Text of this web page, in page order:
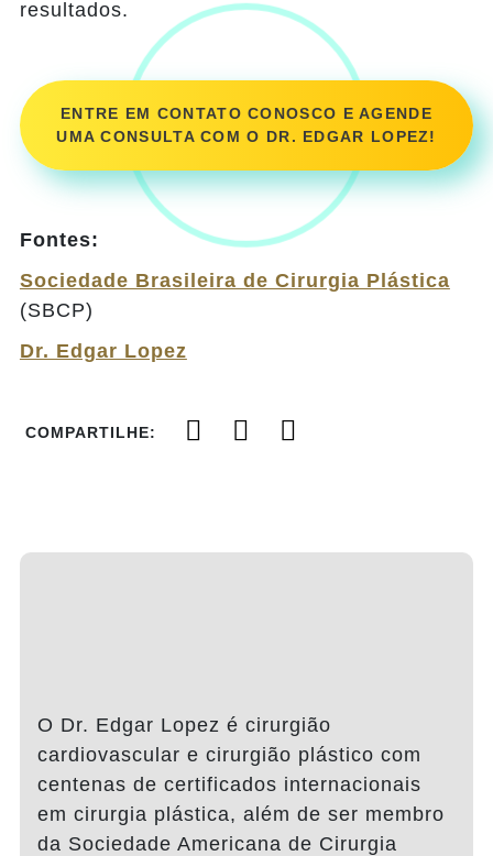
resultados.
ENTRE EM CONTATO CONOSCO E AGENDE
UMA CONSULTA COM O DR. EDGAR LOPEZ!
Fontes:
Sociedade Brasileira de Cirurgia Plástica
(SBCP)
Dr. Edgar Lopez
COMPARTILHE:
O Dr. Edgar Lopez é cirurgião
cardiovascular e cirurgião plástico com
centenas de certificados internacionais
em cirurgia plástica, além de ser membro
da Sociedade Americana de Cirurgia